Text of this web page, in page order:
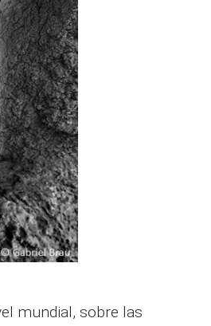
mundial, sobre las